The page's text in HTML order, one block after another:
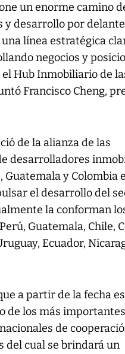
un enorme camino
y desarrollo por
línea estratégica
negocios y
Hub Inmobiliario de
Francisco Cheng,
de la alianza de las
desarrolladores
Guatemala y Colombia
el desarrollo del
la conforman
Guatemala, Chile,
Ecuador,
a partir de la fecha
de los más importantes
de
del cual se brindará un